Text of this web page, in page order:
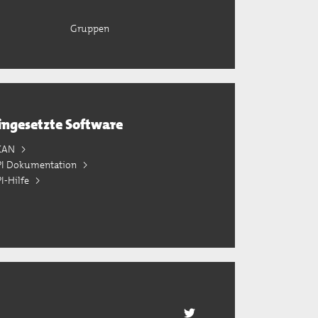
Gruppen
Software
Dokumentation
Hilfe